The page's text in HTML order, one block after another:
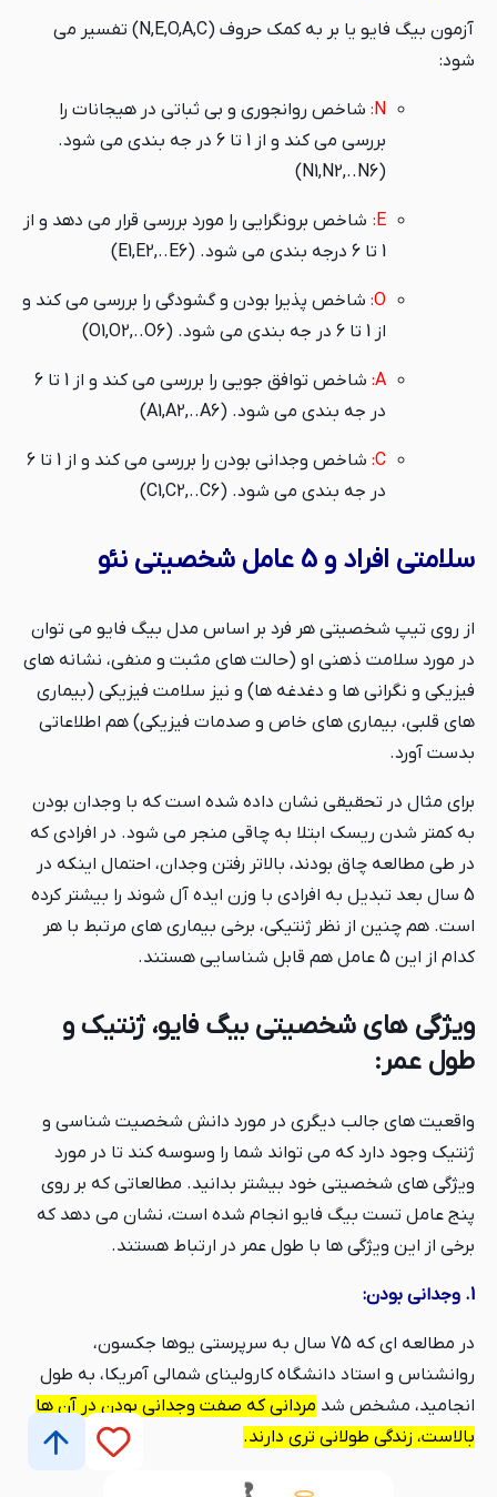
آزمون بیگ فایو یا بر به کمک حروف (N,E,O,A,C) تفسیر می
شود:
N: شاخص روانجوری و بی ثباتی در هیجانات را
بررسی می کند و از 1 تا 6 در جه بندی می شود.
(N1,N2,..N6)
E: شاخص برونگرایی را مورد بررسی قرار می دهد و از
1 تا 6 درجه بندی می شود. (E1,E2,..E6)
O: شاخص پذیرا بودن و گشودگی را بررسی می کند و
از 1 تا 6 در جه بندی می شود. (O1,O2,..O6)
A:
شاخص توافق جویی را بررسی می کند و از 1 تا 6
در جه بندی می شود. (A1,A2,..A6)
C:
شاخص وجدانی بودن را بررسی می کند و از 1 تا 6
در جه بندی می شود. (C1,C2,..C6)
سلامتی افراد و 5 عامل شخصیتی نئو
از روی تیپ شخصیتی هر فرد بر اساس مدل بیگ فایو می توان
در مورد سلامت ذهنی او (حالت های مثبت و منفی، نشانه های
فیزیکی و نگرانی ها و دغدغه ها) و نیز سلامت فیزیکی (بیماری
های قلبی، بیماری های خاص و صدمات فیزیکی) هم اطلاعاتی
بدست آورد.
برای مثال در تحقیقی نشان داده شده است که با وجدان بودن
به کمتر شدن ریسک ابتلا به چاقی منجر می شود. در افرادی که
در طی مطالعه چاق بودند، بالاتر رفتن وجدان، احتمال اینکه در
5 سال بعد تبدیل به افرادی با وزن ایده آل شوند را بیشتر کرده
است. هم چنین از نظر ژنتیکی، برخی بیماری های مرتبط با هر
کدام از این 5 عامل هم قابل شناسایی هستند.
ویژگی های شخصیتی بیگ فایو، ژنتیک و
طول عمر:
واقعیت های جالب دیگری در مورد دانش شخصیت شناسی و
ژنتیک وجود دارد که می تواند شما را وسوسه کند تا در مورد
ویژگی های شخصیتی خود بیشتر بدانید. مطالعاتی که بر روی
پنج عامل تست بیگ فایو انجام شده است، نشان می دهد که
برخی از این ویژگی ها با طول عمر در ارتباط هستند.
1. وجدانی بودن:
در مطالعه ای که 75 سال به سرپرستی یوها جکسون،
روانشناس و استاد دانشگاه کارولینای شمالی آمریکا، به طول
انجامید، مشخص شد مردانی که صفت وجدانی بودن در آن ها
بالاست، زندگی طولانی تری دارند.